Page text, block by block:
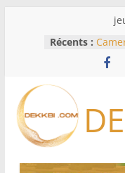
Récents :